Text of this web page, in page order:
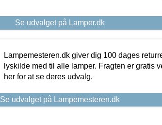
Se udvalget på Lamper.dk
Lampemesteren.dk giver dig 100 dages
lyskilde med til alle lamper. Fragten er gratis
her for at se deres udvalg.
Se udvalget på Lampemesteren.dk